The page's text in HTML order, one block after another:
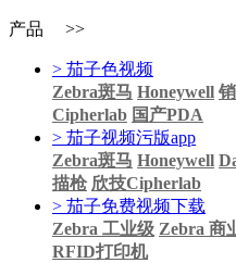
产品 >>
> 茄子色视频
Zebra斑马 Honeywell
Cipherlab 国产PDA
> 茄子视频污版app
Zebra斑马 Honeywell
描枪 欣技Cipherlab
> 茄子免费视频下载
Zebra 工业级 Zebra 商
RFID打印机